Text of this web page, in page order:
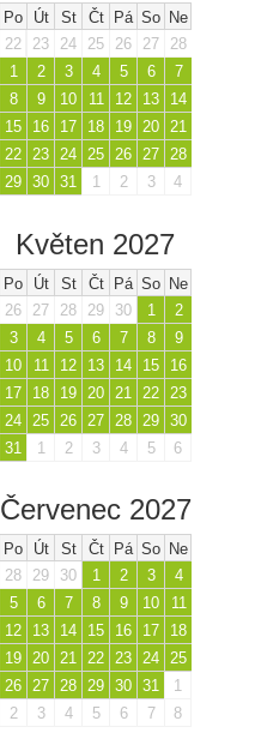
Po Út St Čt Pá So Ne
22
23 24 25 26 27
28
1
2 3 4 5 6
7
8
9 10 11 12 13
14
15
16 17 18 19 20 21
22 23 24 25 26 27 28
29 30 31 1 2 3 4
Květen 2027
Po Út St Čt Pá So Ne
26
27 28 29 30 1
2
3
4 5 6 7 8
9
10
11 12 13 14 15
16
17
18 19 20 21 22
23
24
25 26 27 28 29 30
31
1 2 3 4 5 6
Červenec 2027
Po Út St Čt Pá So Ne
28
29 30 1 2 3
4
5
6 7 8 9 10
11
12
13 14 15 16 17
18
19 20 21 22 23 24 25
26 27 28 29 30 31
1
2
3 4 5 6 7 8